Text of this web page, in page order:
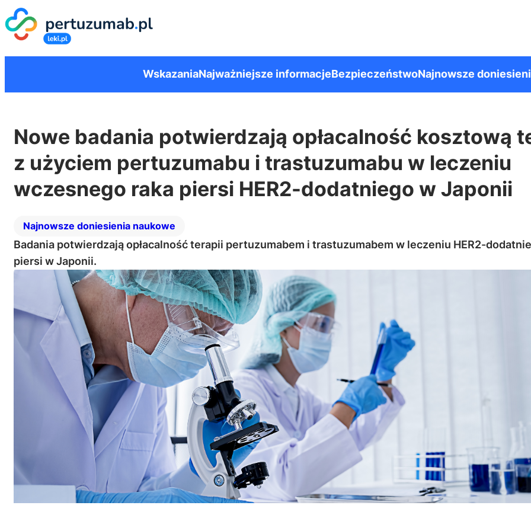
WskazaniaNajważniejsze informacjeBezpieczeństwoNajnowsze
Nowe badania potwierdzają opłacalność kosztową
z użyciem pertuzumabu i trastuzumabu w leczeniu
wczesnego raka piersi HER2-dodatniego w Japonii
Najnowsze doniesienia naukowe
Badania potwierdzają opłacalność terapii pertuzumabem i trastuzumabem w leczeniu HER2-
piersi w Japonii.